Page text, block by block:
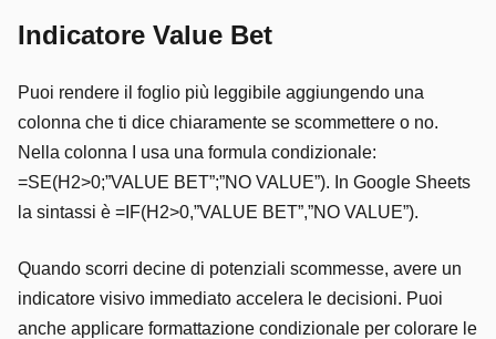
Indicatore Value Bet
Puoi rendere il foglio più leggibile aggiungendo una
colonna che ti dice chiaramente se scommettere o no.
Nella colonna I usa una formula condizionale:
=SE(H2>0;”VALUE BET”;”NO VALUE”). In Google Sheets
la sintassi è =IF(H2>0,”VALUE BET”,”NO VALUE”).
Quando scorri decine di potenziali scommesse, avere un
indicatore visivo immediato accelera le decisioni. Puoi
anche applicare formattazione condizionale per colorare le